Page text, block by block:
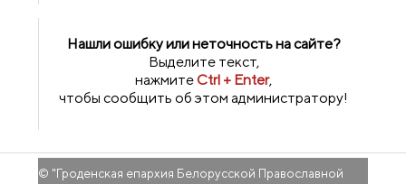
Нашли ошибку или неточность на сайте?
Выделите текст,
нажмитеCtrl + Enter,
чтобы сообщить об этом администратору!
© "Гроденская епархия Белорусской Православной